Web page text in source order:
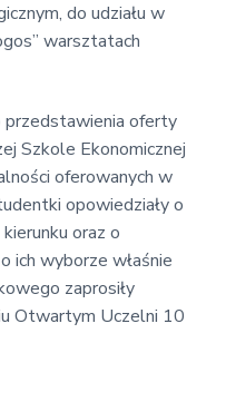
do udziału w
warsztatach
przedstawienia oferty
Szkole Ekonomicznej
oferowanych w
opowiedziały o
oraz o
ich wyborze właśnie
zaprosiły
Otwartym Uczelni 10